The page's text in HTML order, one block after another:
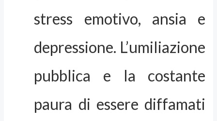
stress emotivo, ansia e
depressione. L’umiliazione
pubblica e la costante
paura di essere diffamati